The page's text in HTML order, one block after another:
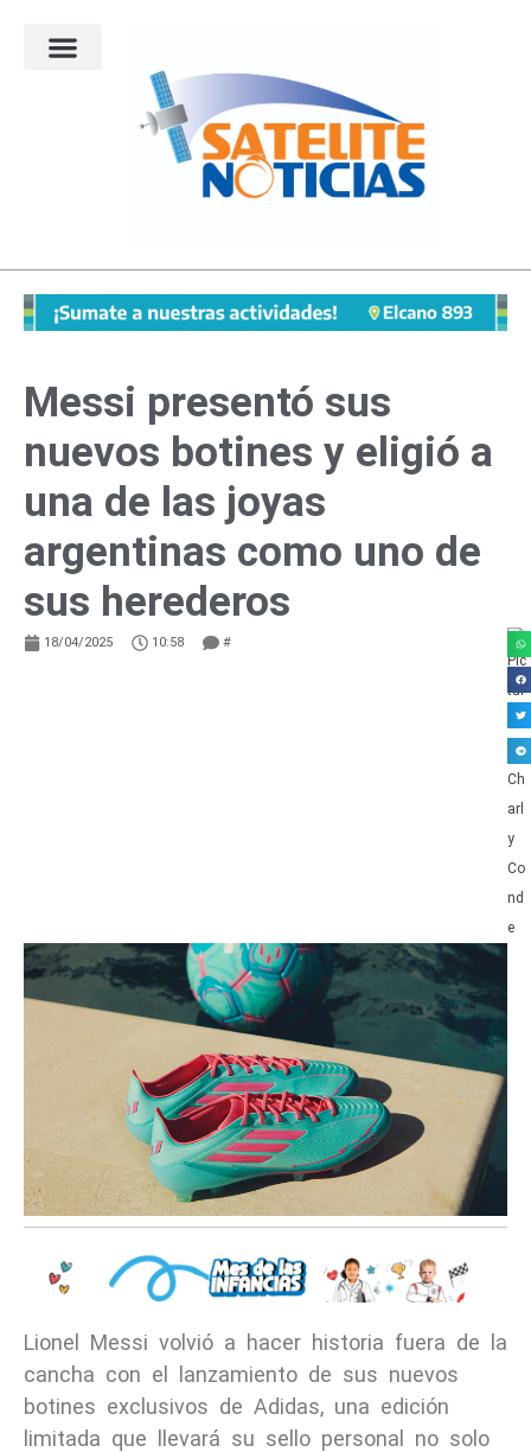
Messi presentó sus
nuevos botines y eligió a
una de las joyas
argentinas como uno de
sus herederos
18/04/2025 10:58 #
Lionel Messi volvió a hacer historia fuera de la
cancha con el lanzamiento de sus nuevos
botines exclusivos de Adidas, una edición
limitada que llevará su sello personal no solo